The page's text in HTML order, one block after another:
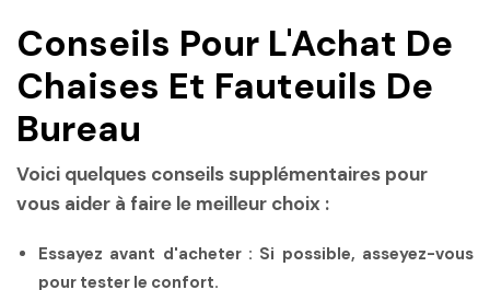
Conseils Pour L'Achat De
Chaises Et Fauteuils De
Bureau
Voici quelques conseils supplémentaires pour
vous aider à faire le meilleur choix :
Essayez avant d'acheter: Si possible, asseyez-vous
pour tester le confort.